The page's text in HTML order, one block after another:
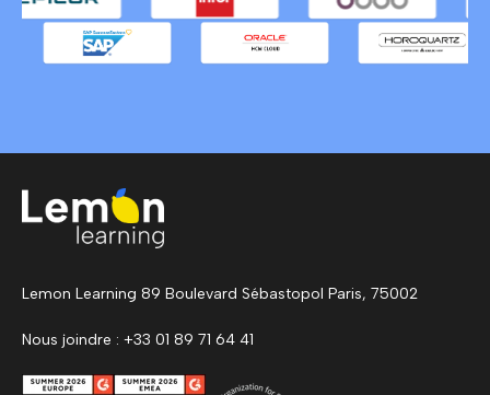
Lemon Learning 89 Boulevard Sébastopol Paris, 75002
Nous joindre : +33 01 89 71 64 41